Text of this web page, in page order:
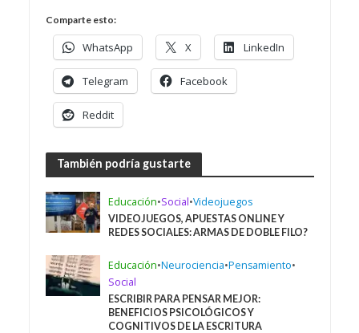
Comparte esto:
WhatsApp X LinkedIn
Telegram Facebook
Reddit
También podría gustarte
Educación•Social•Videojuegos
VIDEOJUEGOS, APUESTAS ONLINE Y
REDES SOCIALES: ARMAS DE DOBLE FILO?
Educación•Neurociencia•Pensamiento•
Social
ESCRIBIR PARA PENSAR MEJOR:
BENEFICIOS PSICOLÓGICOS Y
COGNITIVOS DE LA ESCRITURA